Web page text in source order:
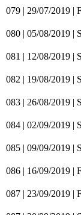
079 | 29/07/2019 |
080 | 05/08/2019 |
081 | 12/08/2019 |
082 | 19/08/2019 |
083 | 26/08/2019 |
084 | 02/09/2019 |
085 | 09/09/2019 |
086 | 16/09/2019 |
087 | 23/09/2019 |